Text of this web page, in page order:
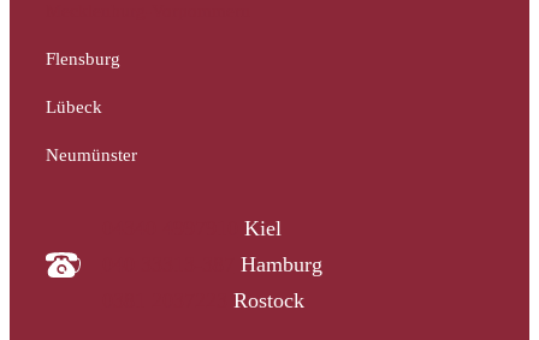
Flensburg
Lübeck
Neumünster
Kiel
Hamburg
Rostock